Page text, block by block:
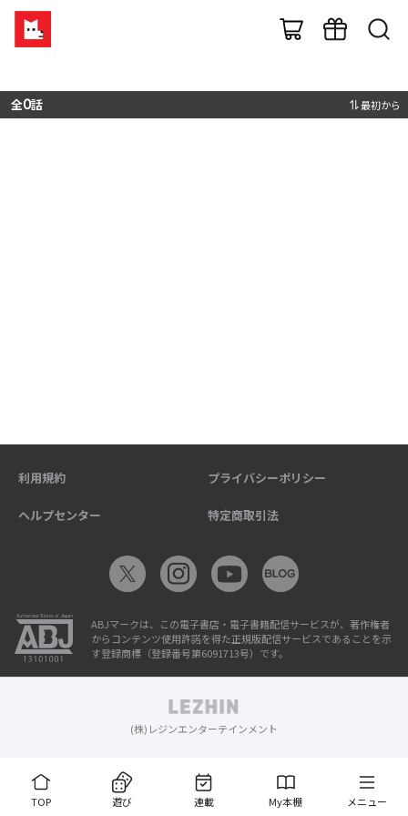
全0話 最初から
TOP 遊び 連載 My本棚 メニュー
利用規約 プライバシーポリシー
ヘルプセンター 特定商取引法
ABJマークは、この電子書店・電子書籍配信サービスが、著作権者
からコンテンツ使用許諾を得た正規版配信サービスであることを示
す登録商標（登録番号第6091713号）です。
(株)レジンエンターテインメント